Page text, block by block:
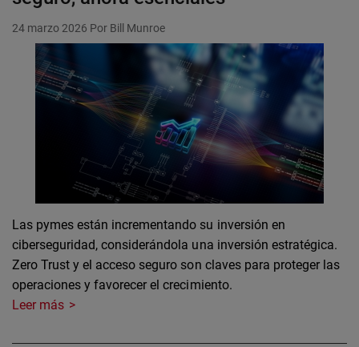
24 marzo 2026 Por Bill Munroe
Las pymes están incrementando su inversión en
ciberseguridad, considerándola una inversión estratégica.
Zero Trust y el acceso seguro son claves para proteger las
operaciones y favorecer el crecimiento.
Leer más